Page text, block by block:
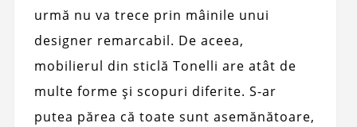
urmă nu va trece prin mâinile unui
designer remarcabil. De aceea,
mobilierul din sticlă Tonelli are atât de
multe forme și scopuri diferite. S-ar
putea părea că toate sunt asemănătoare,